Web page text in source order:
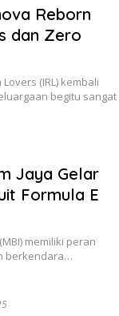
Reborn
dan Zero
(IRL) kembali
begitu sangat
Jaya Gelar
Formula E
memiliki peran
berkendara…